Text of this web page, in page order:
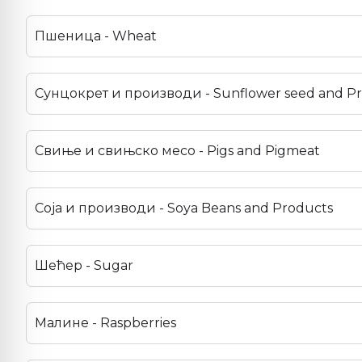
Пшеница - Wheat
Сунцокрет и производи - Sunflower seed and
Свиње и свињско месо - Pigs and Pigmeat
Соја и производи - Soya Beans and Products
Шећер - Sugar
Малине - Raspberries